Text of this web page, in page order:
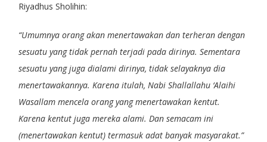
Riyadhus Sholihin:
“Umumnya orang akan menertawakan dan terheran dengan
sesuatu yang tidak pernah terjadi pada dirinya. Sementara
sesuatu yang juga dialami dirinya, tidak selayaknya dia
menertawakannya. Karena itulah, Nabi Shallallahu ‘Alaihi
Wasallam mencela orang yang menertawakan kentut.
Karena kentut juga mereka alami. Dan semacam ini
(menertawakan kentut) termasuk adat banyak masyarakat.”